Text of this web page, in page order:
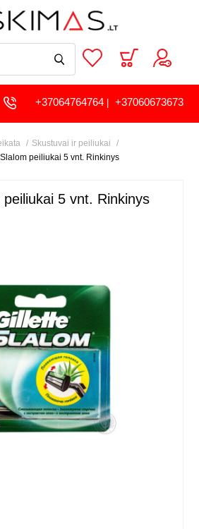
+37064764764| +37060673673
Skustuvai ir peiliukai
peiliukai 5 vnt. Rinkinys
5 vnt. Rinkinys